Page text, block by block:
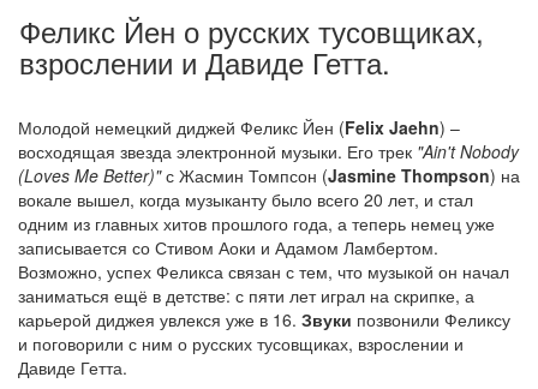
Феликс Йен о русских тусовщиках,
взрослении и Давиде Гетта.
Молодой немецкий диджей Феликс Йен (Felix Jaehn) –
восходящая звезда электронной музыки. Его трек "Ain't Nobody
(Loves Me Better)"с Жасмин Томпсон (Jasmine Thompson) на
вокале вышел, когда музыканту было всего 20 лет, и стал
одним из главных хитов прошлого года, а теперь немец уже
записывается со Стивом Аоки и Адамом Ламбертом.
Возможно, успех Феликса связан с тем, что музыкой он начал
заниматься ещё в детстве: с пяти лет играл на скрипке, а
карьерой диджея увлекся уже в 16. Звуки позвонили Феликсу
и поговорили с ним о русских тусовщиках, взрослении и
Давиде Гетта.